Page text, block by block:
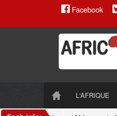
Facebook
L'AFRIQUE